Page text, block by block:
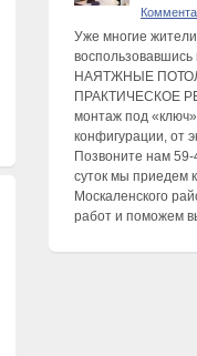
Уже многие
НАЯТЖНЫЕ
ПРАКТИЧЕСКОЕ
монтаж под
конфигурации, от
Позвоните нам
суток мы приедем
Москаленского
работ и поможем